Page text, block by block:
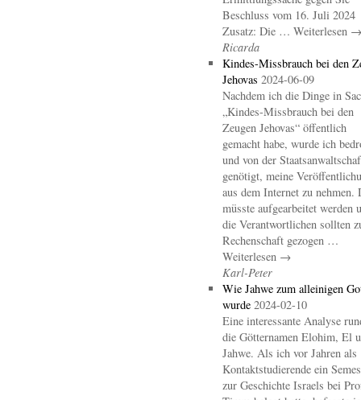
Beschluss vom 16. Juli 2024
Zusatz: Die … Weiterlesen →
Ricarda
Kindes-Missbrauch bei den
Jehovas 2024-06-09
Nachdem ich die Dinge in
„Kindes-Missbrauch bei den
Zeugen Jehovas“ öffentlich
gemacht habe, wurde ich
und von der
genötigt, meine
aus dem Internet zu nehmen.
müsste aufgearbeitet werden
die Verantwortlichen sollten
Rechenschaft gezogen …
Weiterlesen →
Karl-Peter
Wie Jahwe zum alleinigen
wurde 2024-02-10
Eine interessante Analyse
die Götternamen Elohim, El
Jahwe. Als ich vor Jahren als
Kontaktstudierende ein
zur Geschichte Israels bei